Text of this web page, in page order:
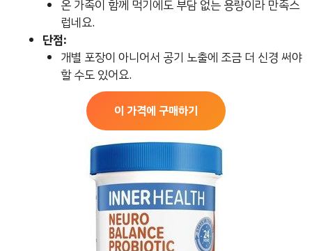
온 가족이 함께 먹기에도 부담 없는 용량이라 만족스
럽네요.
단점:
개별 포장이 아니어서 공기 노출에 조금 더 신경 써야
할 수도 있어요.
이 가격에 구매하기